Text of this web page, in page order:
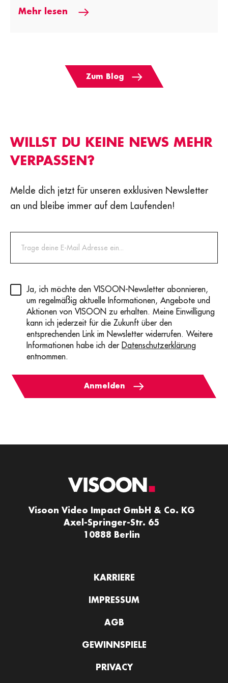
Mehr lesen
Zum Blog
WILLST DU KEINE NEWS MEHR
VERPASSEN?
Melde dich jetzt für unseren exklusiven Newsletter
an und bleibe immer auf dem Laufenden!
Privacy(erforderlich)
Ja, ich möchte den VISOON-Newsletter abonnieren,
um regelmäßig aktuelle Informationen, Angebote und
Aktionen von VISOON zu erhalten. Meine Einwilligung
kann ich jederzeit für die Zukunft über den
entsprechenden Link im Newsletter widerrufen. Weitere
Informationen habe ich der Datenschutzerklärung
entnommen.
Anmelden
Visoon Video Impact GmbH & Co. KG
Axel-Springer-Str. 65
10888 Berlin
KARRIERE
IMPRESSUM
AGB
GEWINNSPIELE
PRIVACY